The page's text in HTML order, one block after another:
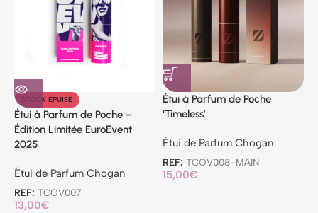
STOCK ÉPUISÉ
Étui à Parfum de Poche –
Édition Limitée EuroEvent
2025
Étui de Parfum Chogan
REF: TCOV007
13,00€
Étui à Parfum de Poche
‘Timeless’
Étui de Parfum Chogan
REF: TCOV008-MAIN
15,00€